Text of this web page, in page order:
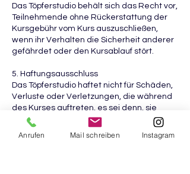
Das Töpferstudio behält sich das Recht vor,
Teilnehmende ohne Rückerstattung der
Kursgebühr vom Kurs auszuschließen,
wenn ihr Verhalten die Sicherheit anderer
gefährdet oder den Kursablauf stört.
5. Haftungsausschluss
Das Töpferstudio haftet nicht für Schäden,
Verluste oder Verletzungen, die während
des Kurses auftreten, es sei denn, sie
beruhen auf grober Fahrlässigkeit oder
Vorsatz seitens des Töpferstudios. Die
Anrufen Mail schreiben Instagram